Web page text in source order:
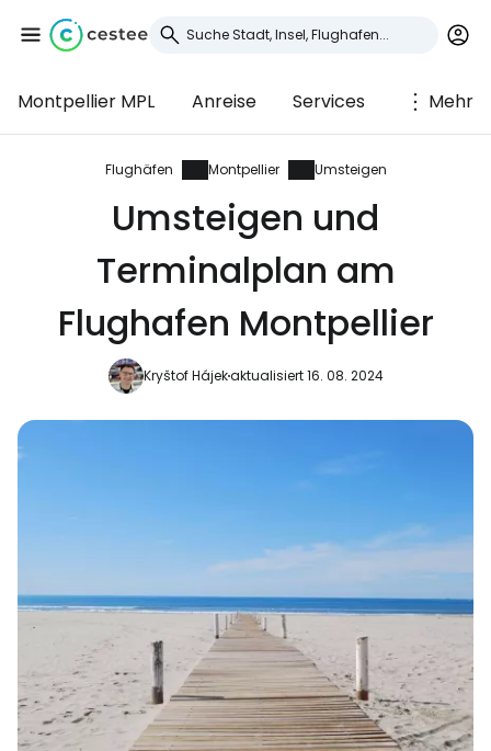
Montpellier MPL Anreise Services Mehr
Flughäfen Montpellier Umsteigen
Umsteigen und
Terminalplan am
Flughafen Montpellier
Kryštof Hájekaktualisiert 16. 08. 2024
Anmeldung bei
Cestee
... die weltweite Reise-Community
Weiter mit Google
Weiter mit Facebook